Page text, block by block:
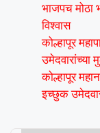
भाजपच मोठा
विश्वास
कोल्हापूर
उमेदवारांच्या
कोल्हापूर
इच्छुक